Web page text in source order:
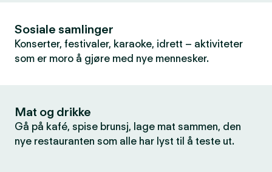
Sosiale samlinger
Konserter, festivaler, karaoke, idrett – aktiviteter
som er moro å gjøre med nye mennesker.
Mat og drikke
Gå på kafé, spise brunsj, lage mat sammen, den
nye restauranten som alle har lyst til å teste ut.